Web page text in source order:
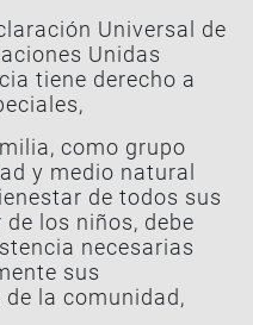
Universal de
Unidas
tiene derecho a
como grupo
y medio natural
de todos sus
los niños, debe
necesarias
sus
la comunidad,